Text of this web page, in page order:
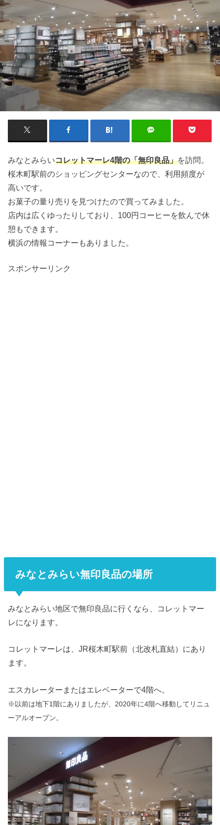
みなとみらいコレットマーレ4階の「無印良品」を訪問。
桜木町駅前のショッピングセンターなので、利用頻度が
高いです。
お菓子の量り売りを見つけたので買ってみました。
店内は広くゆったりしており、100円コーヒーを飲んで休
憩もできます。
横浜の情報コーナーもありました。
スポンサーリンク
みなとみらい無印良品の場所
みなとみらい地区で無印良品に行くなら、コレットマー
レになります。
コレットマーレは、JR桜木町駅前（北改札直結）にあり
ます。
エスカレーターまたはエレベーターで4階へ。
※以前は地下1階にありましたが、2020年に4階へ移動してリニュ
ーアルオープン。